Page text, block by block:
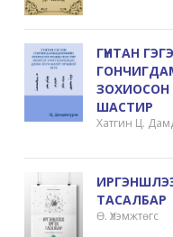
ГҮНТАН
ШАСТИР
Хатгин Ц.
ТАСАЛБАР
Ө. Үлэмжтөгс